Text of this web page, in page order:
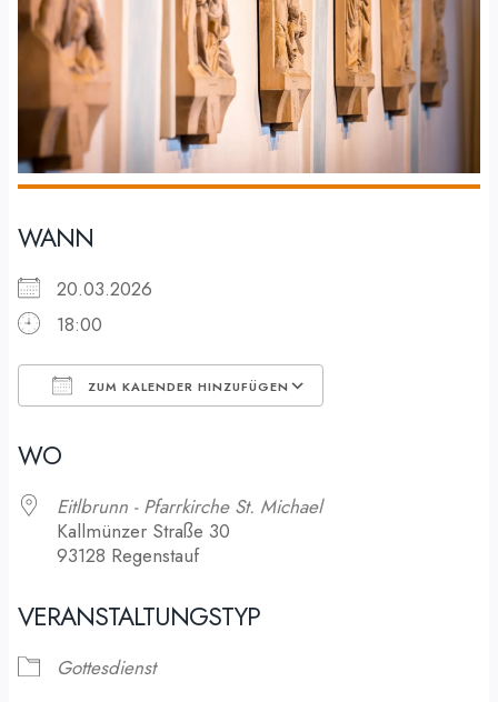
WANN
20.03.2026
18:00
ZUM KALENDER HINZUFÜGEN
WO
Eitlbrunn - Pfarrkirche St. Michael
Kallmünzer Straße 30
93128 Regenstauf
VERANSTALTUNGSTYP
Gottesdienst